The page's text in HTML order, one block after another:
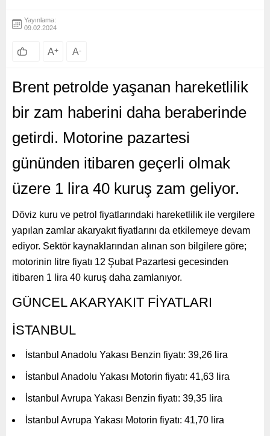
Yayınlama:
09.02.2024
A+ A-
Brent petrolde yaşanan hareketlilik
bir zam haberini daha beraberinde
getirdi. Motorine pazartesi
gününden itibaren geçerli olmak
üzere 1 lira 40 kuruş zam geliyor.
Döviz kuru ve petrol fiyatlarındaki hareketlilik ile vergilere
yapılan zamlar akaryakıt fiyatlarını da etkilemeye devam
ediyor. Sektör kaynaklarından alınan son bilgilere göre;
motorinin litre fiyatı 12 Şubat Pazartesi gecesinden
itibaren 1 lira 40 kuruş daha zamlanıyor.
GÜNCEL AKARYAKIT FİYATLARI
İSTANBUL
İstanbul Anadolu Yakası Benzin fiyatı: 39,26 lira
İstanbul Anadolu Yakası Motorin fiyatı: 41,63 lira
İstanbul Avrupa Yakası Benzin fiyatı: 39,35 lira
İstanbul Avrupa Yakası Motorin fiyatı: 41,70 lira